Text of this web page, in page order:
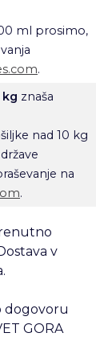
ml prosimo,
.
kg znaša
nad 10 kg
na
.
v
dogovoru
GORA